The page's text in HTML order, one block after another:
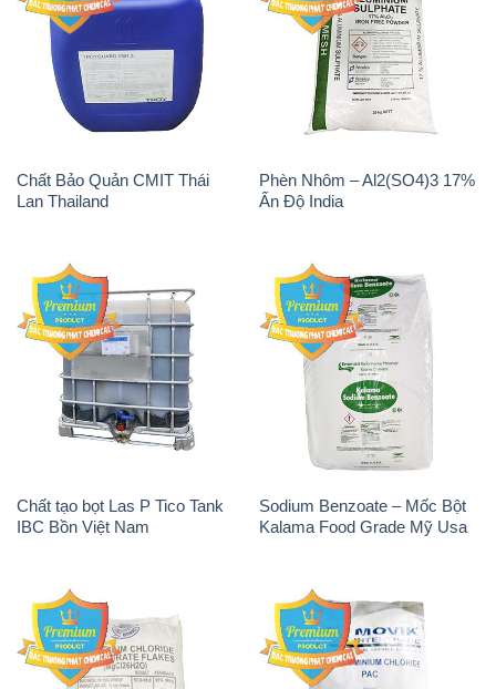
Chất Bảo Quản CMIT Thái
Lan Thailand
Phèn Nhôm – Al2(SO4)3 17%
Ấn Độ India
Chất tạo bọt Las P Tico Tank
IBC Bồn Việt Nam
Sodium Benzoate – Mốc Bột
Kalama Food Grade Mỹ Usa